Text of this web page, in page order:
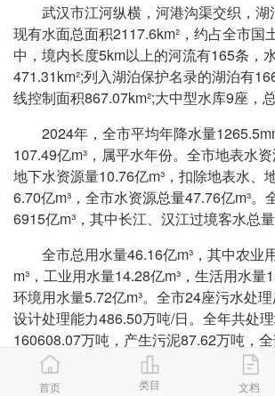
武汉市江河纵横，河港沟渠交织，湖
现有水面总面积2117.6km² ，约占全市国
中，境内长度5km以上的河流有165条，
471.31km²;列入湖泊保护名录的湖泊有
线控制面积867.07km²;大中型水库9座，
2024年，全市平均年降水量
107.49亿m³ ，属平水年份。全市地表水
地下水资源量10.76亿m³ ，扣除地表水、
6.70亿m³ ，全市水资源总量47.76亿m³。
6915亿m³ ，其中长江、汉江过境客水总
全市总用水量46.16亿m³ ，其中农业
m³ ，工业用水量14.28亿m³ ，生活用水量
环境用水量5.72亿m³。全市24座污水处
设计处理能力486.50万吨/日。全年共处
160608.07万吨，产生污泥87.62万吨，全
长江、汉江、举水、倒水、滠水、金
首页 类目 文档